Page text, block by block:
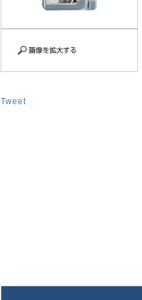
Tweet